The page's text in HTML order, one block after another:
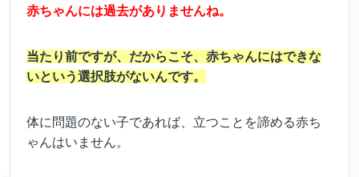
赤ちゃんには過去がありませんね。
当たり前ですが、だからこそ、赤ちゃんにはできな
いという選択肢がないんです。
体に問題のない子であれば、立つことを諦める赤ち
ゃんはいません。